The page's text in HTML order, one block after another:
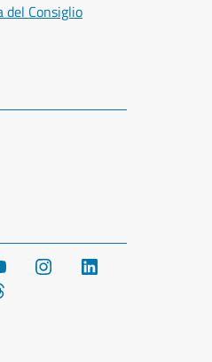
del Consiglio
YouTube Instagram